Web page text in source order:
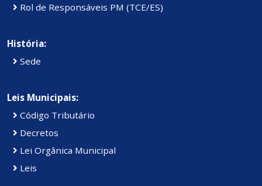
Rol de Responsáveis PM (TCE/ES)
História:
Sede
Leis Municipais:
Código Tributário
Decretos
Lei Orgânica Municipal
Leis